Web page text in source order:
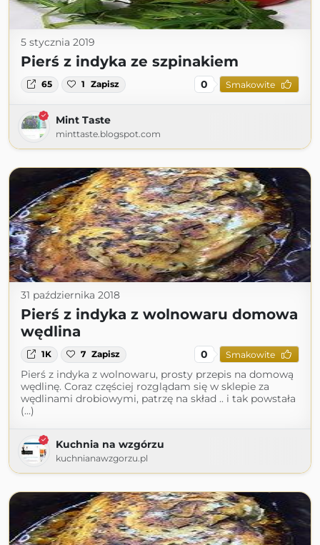
5 stycznia 2019
Pierś z indyka ze szpinakiem
65 1 Zapisz 0 Smakowite
Mint Taste
minttaste.blogspot.com
31 października 2018
Pierś z indyka z wolnowaru domowa
wędlina
1K 7 Zapisz 0 Smakowite
Pierś z indyka z wolnowaru, prosty przepis na domową
wędlinę. Coraz częściej rozglądam się w sklepie za
wędlinami drobiowymi, patrzę na skład .. i tak powstała
(...)
Kuchnia na wzgórzu
kuchnianawzgorzu.pl